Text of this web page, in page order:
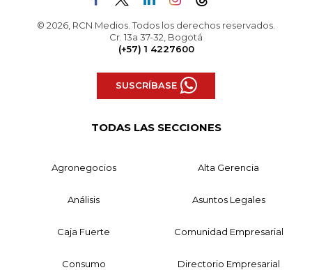
© 2026, RCN Medios. Todos los derechos reservados.
Cr. 13a 37-32, Bogotá
(+57) 1 4227600
SUSCRÍBASE
TODAS LAS SECCIONES
Agronegocios Alta Gerencia
Análisis Asuntos Legales
Caja Fuerte Comunidad Empresarial
Consumo Directorio Empresarial